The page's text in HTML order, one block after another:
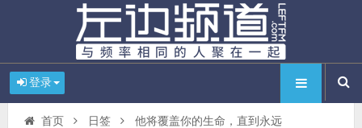
登录
首页 日签 他将覆盖你的生命，直到永远